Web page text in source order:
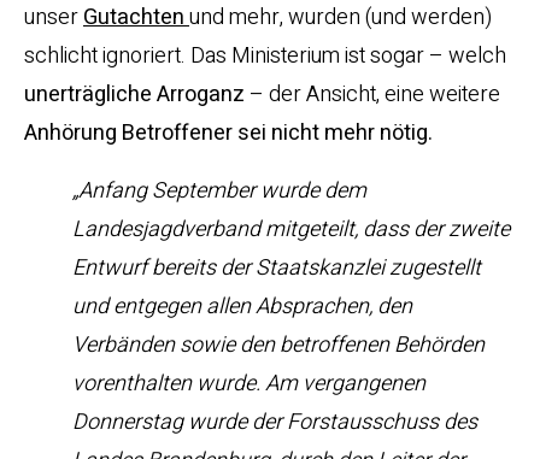
unserGutachtenund mehr, wurden (und werden)
schlicht ignoriert. Das Ministerium ist sogar – welch
unerträgliche Arroganz – der Ansicht, eine weitere
Anhörung Betroffener sei nicht mehr nötig.
„Anfang September wurde dem
Landesjagdverband mitgeteilt, dass der zweite
Entwurf bereits der Staatskanzlei zugestellt
und entgegen allen Absprachen, den
Verbänden sowie den betroffenen Behörden
vorenthalten wurde. Am vergangenen
Donnerstag wurde der Forstausschuss des